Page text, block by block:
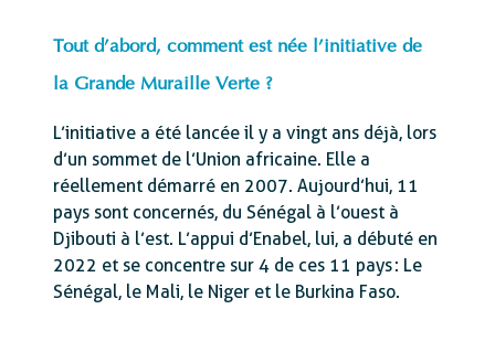
Tout d’abord, comment est née l’initiative de
la Grande Muraille Verte ?
L’initiative a été lancée il y a vingt ans déjà, lors
d’un sommet de l’Union africaine. Elle a
réellement démarré en 2007. Aujourd’hui, 11
pays sont concernés, du Sénégal à l’ouest à
Djibouti à l’est. L’appui d’Enabel, lui, a débuté en
2022 et se concentre sur 4 de ces 11 pays : Le
Sénégal, le Mali, le Niger et le Burkina Faso.